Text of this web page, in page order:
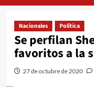
Nacionales Política
Se perfilan
favoritos a la
27 de octubre de 2020